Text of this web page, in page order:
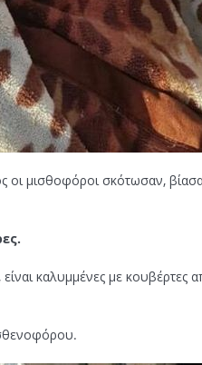
οι μισθοφόροι σκότωσαν,
καλυμμένες με κουβέρτες